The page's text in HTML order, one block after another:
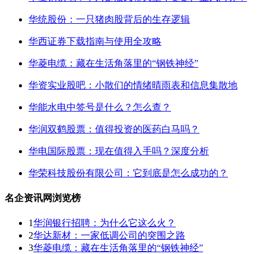
华统股份：一只猪肉股背后的生存逻辑
华西证券下载指南与使用全攻略
华菱电缆：藏在生活角落里的“钢铁神经”
华资实业股吧：小散们的情绪晴雨表和信息集散地
华能水电中签号是什么？怎么查？
华润双鹤股票：值得投资的医药白马吗？
华电国际股票：现在值得入手吗？深度分析
华荣科技股份有限公司：它到底是怎么成功的？
名企资讯网浏览榜
1华润银行招聘：为什么它这么火？
2华达新材：一家低调公司的突围之路
3华菱电缆：藏在生活角落里的“钢铁神经”